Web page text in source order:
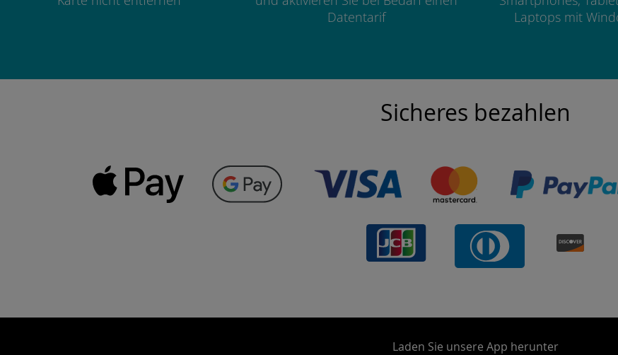
Datentarif
Laptops mit
Sicheres bezahlen
Laden Sie unsere App herunter